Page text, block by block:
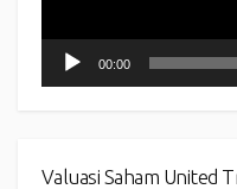
00:00
Valuasi Saham United